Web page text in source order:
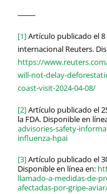
[1]Artículo publicado el 8
internacional Reuters.
https://
will-not-delay-
coast-visit-2024-04-08/
[2]Artículo publicado el
la FDA. Disponible en
advisories-safety-
influenza-hpai
[3]Artículo publicado el
Disponible en línea en:
llamado-a-medidas-de-
afectadas-por-gripe-